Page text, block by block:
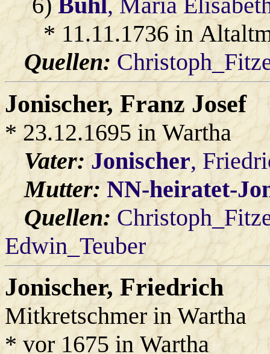
* 11.11.1736 in
Quellen:
Jonischer, Franz Josef
* 23.12.1695 in Wartha
Vater:Jonischer,
Mutter: NN-heiratet-
Quellen:
Edwin_Teuber
Jonischer, Friedrich
Mitkretschmer in Wartha
* vor 1675 in Wartha